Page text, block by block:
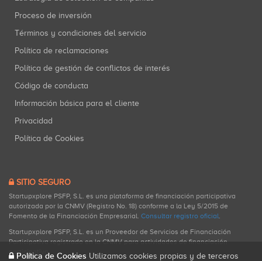
Proceso de inversión
Términos y condiciones del servicio
Política de reclamaciones
Política de gestión de conflictos de interés
Código de conducta
Información básica para el cliente
Privacidad
Política de Cookies
SITIO SEGURO
Startupxplore PSFP, S.L. es una plataforma de financiación participativa
autorizada por la CNMV (Registro No. 18) conforme a la Ley 5/2015 de
Fomento de la Financiación Empresarial. Consultar registro oficial.
Startupxplore PSFP, S.L. es un Proveedor de Servicios de Financiación
Participativa registrado en la CNMV para actividades de financiación
participativa.
Política de Cookies Utilizamos cookies propias y de terceros